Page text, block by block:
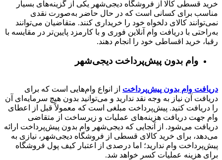
خرید قسطی کالا از فروشگاه دیجی‌شهر یکی از گزینه‌های بسیار
مناسب برای کسانی است که در حال حاضر به‌صورت نقدی
نمی‌توانند کالای دلخواه خود را خریداری کنند. متقاضیان می‌توانند
به‌راحتی با دریافت وام آنلاین فوری و با کارمزد پایین‌تر در مقایسه با
رقبا، خرید اقساطی خود را انجام دهند.
وام بدون پیش‌پرداخت‌ دیجی‌شهر
دریافت وام بدون پیش‌پرداخت از انواع وام‌هایی است که برای
دریافت آن نیاز به وجه نقد ندارید و می‌توانید بدون هیچ سرمایه‌ای آن
را دریافت کنید. پیش‌پرداخت مبلغی است که معمولاً قبل از اعطای
وام جهت دریافت هزینه‌های عملیات و زیرساخت از متقاضی
دریافت می‌شود. از آنجایی که دیجی‌شهر وام بدون پیش‌پرداخت ارائه
می‌دهد، برای خرید کالای قسطی از فروشگاه دیجی‌شهر، نیازی به
پیش‌پرداخت وام ندارید؛ اما درصدی از اعتبار کیف پول فروشگاه
برای هزینه عملیات کسر خواهد شد.